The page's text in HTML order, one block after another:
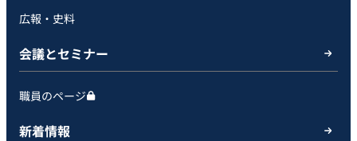
広報・史料
会議とセミナー
職員のページ
新着情報